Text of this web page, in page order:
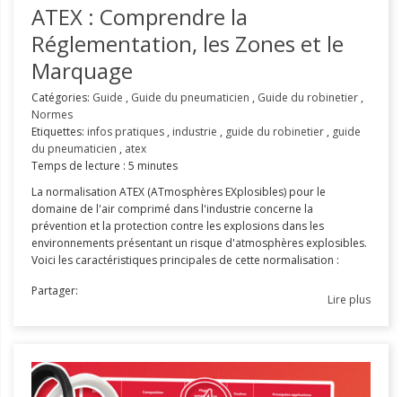
ATEX : Comprendre la
Réglementation, les Zones et le
Marquage
Catégories: Guide , Guide du pneumaticien , Guide du robinetier ,
Normes
Etiquettes: infos pratiques , industrie , guide du robinetier , guide
du pneumaticien , atex
Temps de lecture : 5 minutes
La normalisation ATEX (ATmosphères EXplosibles) pour le
domaine de l'air comprimé dans l'industrie concerne la
prévention et la protection contre les explosions dans les
environnements présentant un risque d'atmosphères explosibles.
Voici les caractéristiques principales de cette normalisation :
Lire plus
Partager: